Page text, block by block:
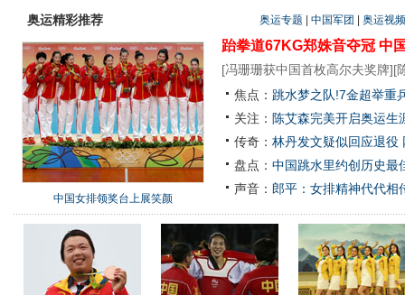
奥运精彩推荐 奥运专题 中国军团 奥运视频
中国女排领奖台上展笑颜
跆拳道67KG郑姝音夺冠 中
[冯珊珊获中国首枚高尔夫奖牌][
焦点： 跳水梦之队!7金超举重
关注： 陈艾森完美开启奥运
传奇： 林丹发文疑似回应退役
盘点： 中国跳水里约创历史最
声音： 郎平：女排精神代代相